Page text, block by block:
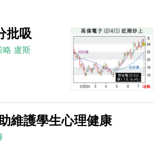
批吸
略 盧斯
維護學生心理健康